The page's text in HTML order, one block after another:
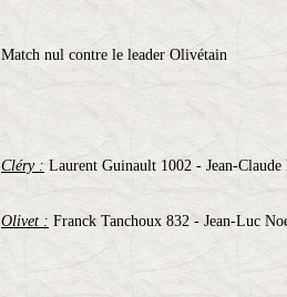
Match nul contre le leader Olivétain
Cléry : Laurent Guinault 1002 - Jean-
Olivet : Franck Tanchoux 832 - Jean-Luc